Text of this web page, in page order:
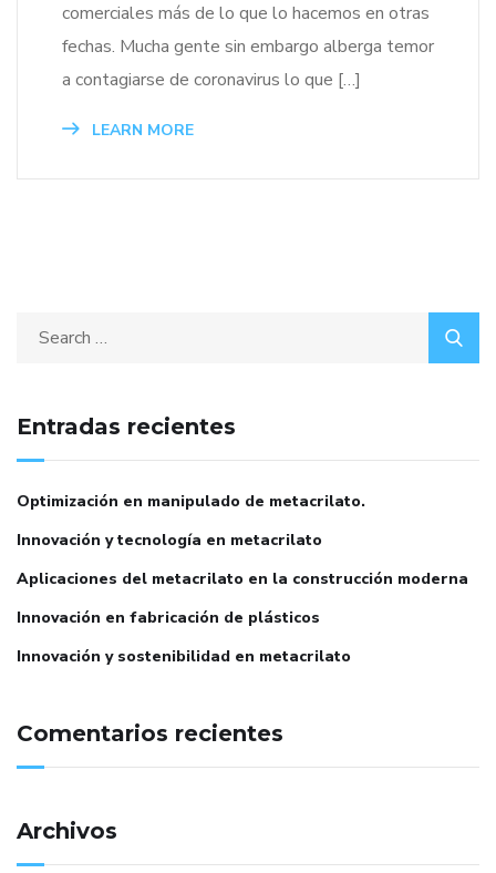
comerciales más de lo que lo hacemos en otras
fechas. Mucha gente sin embargo alberga temor
a contagiarse de coronavirus lo que […]
LEARN MORE
Entradas recientes
Optimización en manipulado de metacrilato.
Innovación y tecnología en metacrilato
Aplicaciones del metacrilato en la construcción moderna
Innovación en fabricación de plásticos
Innovación y sostenibilidad en metacrilato
Comentarios recientes
Archivos